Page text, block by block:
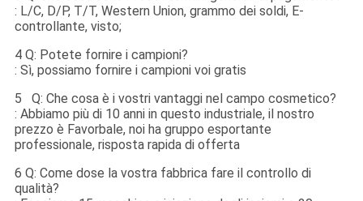
: L/C, D/P, T/T, Western Union, grammo dei soldi, E-
controllante, visto;
4 Q: Potete fornire i campioni?
: Sì, possiamo fornire i campioni voi gratis
5 Q: Che cosa è i vostri vantaggi nel campo cosmetico?
: Abbiamo più di 10 anni in questo industriale, il nostro
prezzo è Favorbale, noi ha gruppo esportante
professionale, risposta rapida di offerta
6 Q: Come dose la vostra fabbrica fare il controllo di
qualità?